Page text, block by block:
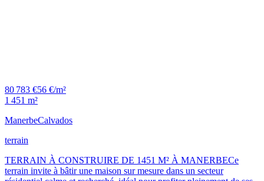
80 783 €56 €/m²
1 451 m²
ManerbeCalvados
terrain
TERRAIN À CONSTRUIRE DE 1451 M² À MANERBECe
terrain invite à bâtir une maison sur mesure dans un secteur